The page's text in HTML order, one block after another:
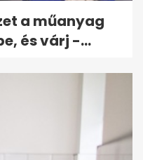
a műanyag
és várj -...